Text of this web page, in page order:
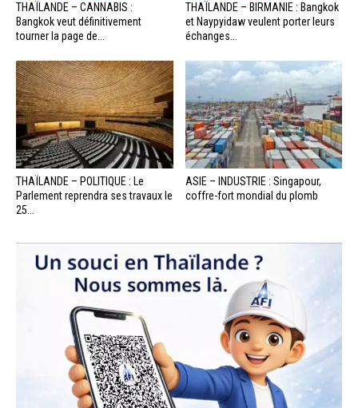
THAÏLANDE – CANNABIS :
Bangkok veut définitivement
tourner la page de...
THAÏLANDE – BIRMANIE : Bangkok
et Naypyidaw veulent porter leurs
échanges...
THAÏLANDE – POLITIQUE : Le
Parlement reprendra ses travaux le
25...
ASIE – INDUSTRIE : Singapour,
coffre-fort mondial du plomb